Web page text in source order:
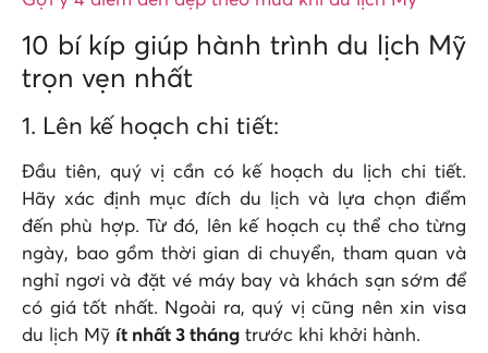
10 bí kíp giúp hành trình du lịch Mỹ
trọn vẹn nhất
1. Lên kế hoạch chi tiết:
Đầu tiên, quý vị cần có kế hoạch du lịch chi tiết.
Hãy xác định mục đích du lịch và lựa chọn điểm
đến phù hợp. Từ đó, lên kế hoạch cụ thể cho từng
ngày, bao gồm thời gian di chuyển, tham quan và
nghỉ ngơi và đặt vé máy bay và khách sạn sớm để
có giá tốt nhất. Ngoài ra, quý vị cũng nên xin visa
du lịch Mỹ ít nhất 3 tháng trước khi khởi hành.